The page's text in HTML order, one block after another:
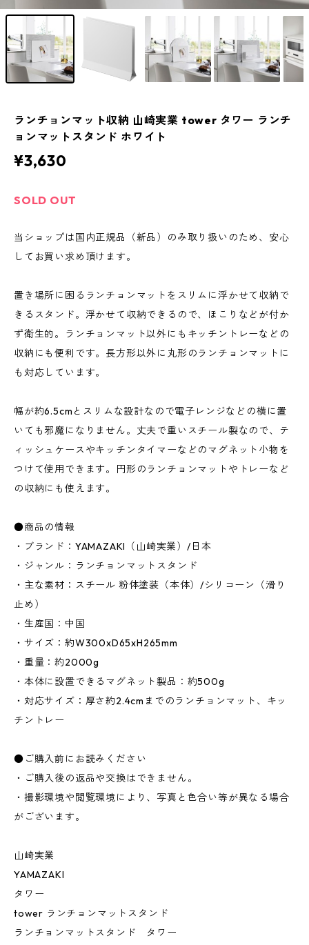
ランチョンマット収納 山崎実業 tower タワー ランチ
ョンマットスタンド ホワイト
¥3,630
SOLD OUT
当ショップは国内正規品（新品）のみ取り扱いのため、安心
してお買い求め頂けます。
置き場所に困るランチョンマットをスリムに浮かせて収納で
きるスタンド。浮かせて収納できるので、ほこりなどが付か
ず衛生的。ランチョンマット以外にもキッチントレーなどの
収納にも便利です。長方形以外に丸形のランチョンマットに
も対応しています。
幅が約6.5cmとスリムな設計なので電子レンジなどの横に置
いても邪魔になりません。丈夫で重いスチール製なので、テ
ィッシュケースやキッチンタイマーなどのマグネット小物を
つけて使用できます。円形のランチョンマットやトレーなど
の収納にも使えます。
●商品の情報
・ブランド：YAMAZAKI（山崎実業）/日本
・ジャンル：ランチョンマットスタンド
・主な素材：スチール 粉体塗装（本体）/シリコーン（滑り
止め）
・生産国：中国
・サイズ：約W300xD65xH265mm
・重量：約2000g
・本体に設置できるマグネット製品：約500g
・対応サイズ：厚さ約2.4cmまでのランチョンマット、キッ
チントレー
●ご購入前にお読みください
・ご購入後の返品や交換はできません。
・撮影環境や閲覧環境により、写真と色合い等が異なる場合
がございます。
山崎実業
YAMAZAKI
タワー
tower ランチョンマットスタンド
ランチョンマットスタンド タワー